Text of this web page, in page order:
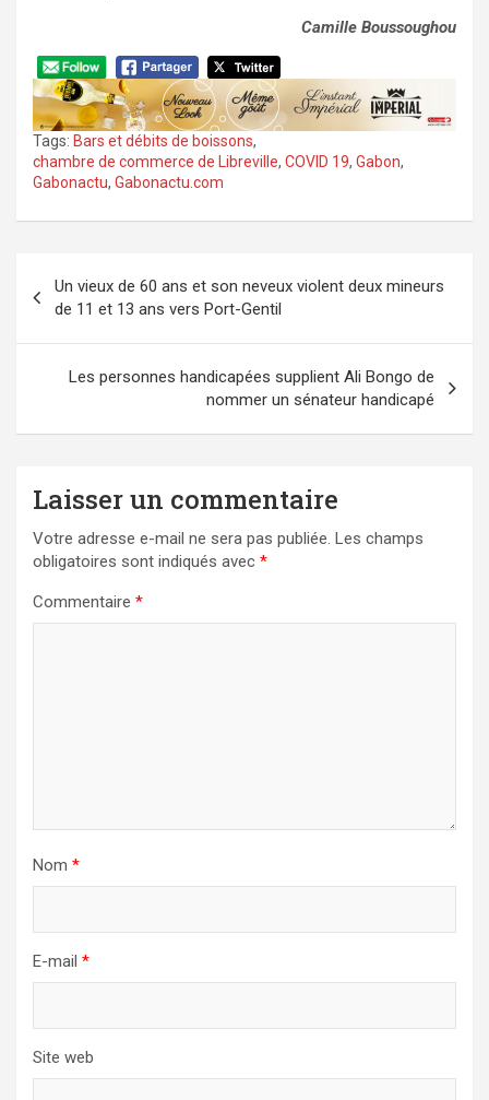
Camille Boussoughou
Tags: Bars et débits de boissons,
chambre de commerce de Libreville, COVID 19, Gabon,
Gabonactu, Gabonactu.com
de
l’article
Un vieux de 60 ans et son neveux violent deux mineurs
de 11 et 13 ans vers Port-Gentil
Les personnes handicapées supplient Ali Bongo de
nommer un sénateur handicapé
Laisser un commentaire
Votre adresse e-mail ne sera pas publiée. Les champs
obligatoires sont indiqués avec *
Commentaire *
Nom *
E-mail *
Site web